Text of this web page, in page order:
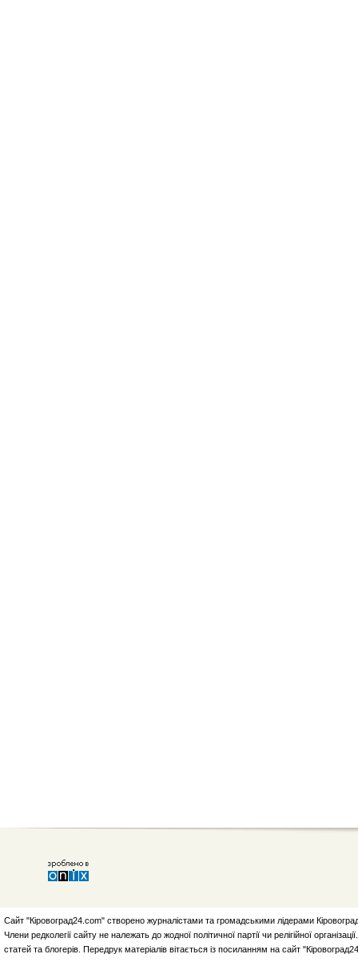
Сайт "Кіровоград24.com" створено журналістами та громадськими лідерами
Члени редколегії сайту не належать до жодної політичної партії чи релігійної
статей та блогерів. Передрук матеріалів вітається із посиланням на сайт